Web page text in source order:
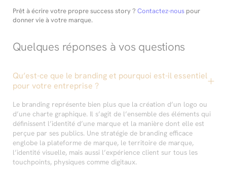
Prêt à écrire votre propre success story ? Contactez-nouspour
donner vie à votre marque.
Quelques réponses à vos questions
Qu’est-ce que le branding et pourquoi est-il essentiel
pour votre entreprise ?
Le branding représente bien plus que la création d’un logo ou
d’une charte graphique. Il s’agit de l’ensemble des éléments qui
définissent l’identité d’une marque et la manière dont elle est
perçue par ses publics. Une stratégie de branding efficace
englobe la plateforme de marque, le territoire de marque,
l’identité visuelle, mais aussi l’expérience client sur tous les
touchpoints, physiques comme digitaux.